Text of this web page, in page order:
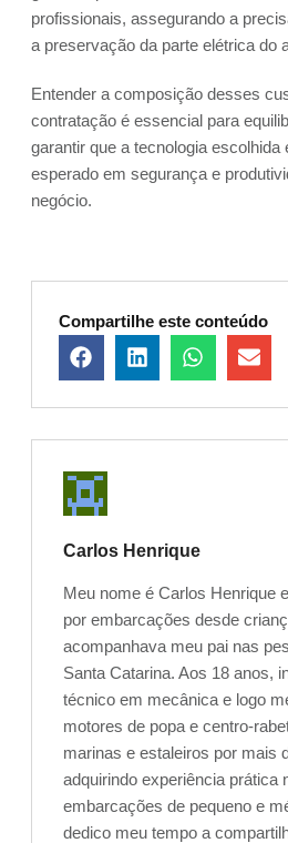
profissionais, assegurando a
a preservação da parte elétrica do
Entender a composição desses
contratação é essencial para
garantir que a tecnologia escolhida
esperado em segurança e
negócio.
Compartilhe este conteúdo
Carlos Henrique
Meu nome é Carlos Henrique
por embarcações desde
acompanhava meu pai nas
Santa Catarina. Aos 18 anos,
técnico em mecânica e logo
motores de popa e centro-
marinas e estaleiros por mais
adquirindo experiência prática
embarcações de pequeno e
dedico meu tempo a